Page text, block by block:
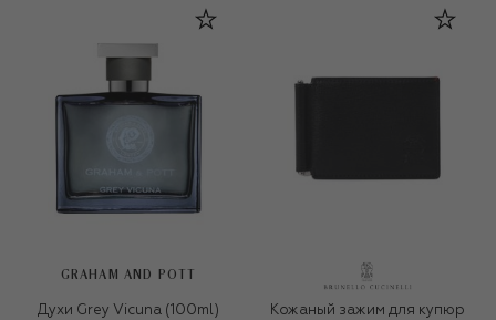
GRAHAM AND POTT
Духи Grey Vicuna (100ml)
Кожаный зажим для купюр